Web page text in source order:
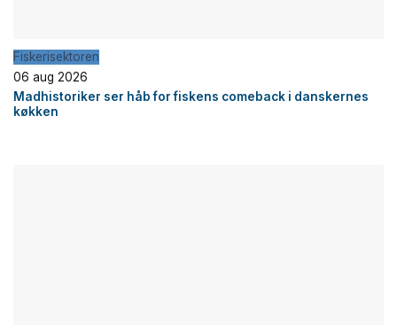
Fiskerisektoren
06 aug 2026
Madhistoriker ser håb for fiskens comeback i danskernes
køkken